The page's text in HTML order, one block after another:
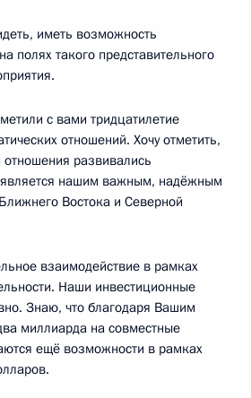
иметь возможность
полях такого представительного
с вами тридцатилетие
отношений. Хочу отметить,
развивались
является нашим важным, надёжным
Востока и Северной
взаимодействие в рамках
Наши инвестиционные
Знаю, что благодаря Вашим
миллиарда на совместные
ещё возможности в рамках